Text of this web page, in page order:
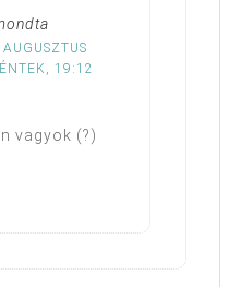
19:12
vagyok (?)